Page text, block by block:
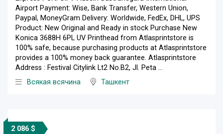
Airport Payment: Wise, Bank Transfer, Western Union,
Paypal, MoneyGram Delivery: Worldwide, FedEx, DHL, UPS
Product: New Original and Ready in stock Purchase New
Konica 3688H 6PL UV Printhead from Atlasprintstore is
100% safe, because purchasing products at Atlasprintstore
provides a 100% money back guarantee. Atlasprintstore
Address : Festival Citylink Lt2 No.B2, Jl. Peta ...
Всякая всячина
Ташкент
2 086 $